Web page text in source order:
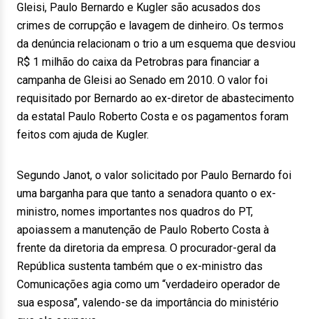
Gleisi, Paulo Bernardo e Kugler são acusados dos
crimes de corrupção e lavagem de dinheiro. Os termos
da denúncia relacionam o trio a um esquema que desviou
R$ 1 milhão do caixa da Petrobras para financiar a
campanha de Gleisi ao Senado em 2010. O valor foi
requisitado por Bernardo ao ex-diretor de abastecimento
da estatal Paulo Roberto Costa e os pagamentos foram
feitos com ajuda de Kugler.
Segundo Janot, o valor solicitado por Paulo Bernardo foi
uma barganha para que tanto a senadora quanto o ex-
ministro, nomes importantes nos quadros do PT,
apoiassem a manutenção de Paulo Roberto Costa à
frente da diretoria da empresa. O procurador-geral da
República sustenta também que o ex-ministro das
Comunicações agia como um “verdadeiro operador de
sua esposa”, valendo-se da importância do ministério